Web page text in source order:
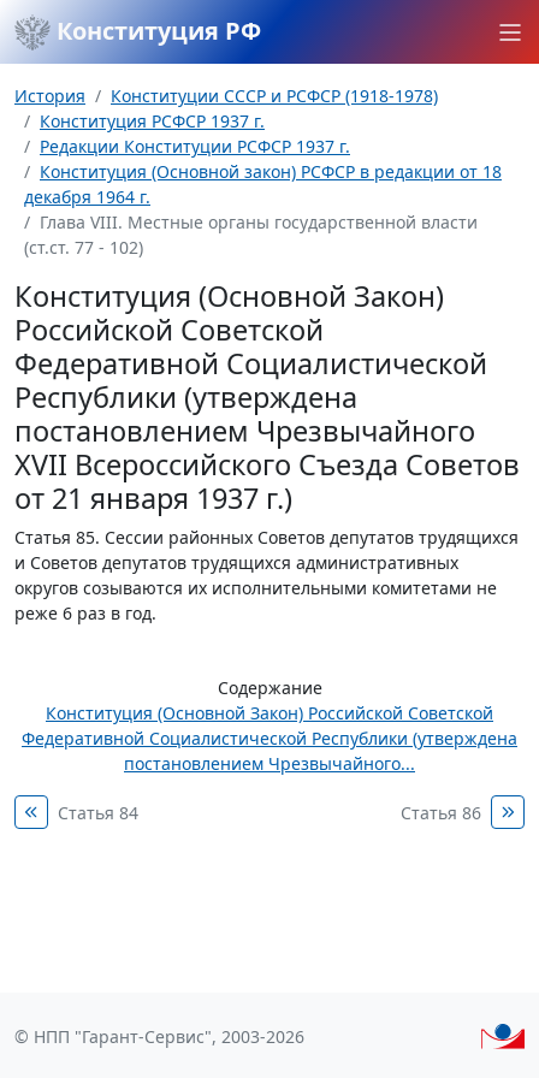
Конституция РФ
История
Конституции СССР и РСФСР (1918-1978)
Конституция РСФСР 1937 г.
Редакции Конституции РСФСР 1937 г.
Конституция (Основной закон) РСФСР в редакции от 18
декабря 1964 г.
Глава VIII. Местные органы государственной власти
(ст.ст. 77 - 102)
Конституция (Основной Закон)
Российской Советской
Федеративной Социалистической
Республики (утверждена
постановлением Чрезвычайного
XVII Всероссийского Съезда Советов
от 21 января 1937 г.)
Статья 85. Сессии районных Советов депутатов трудящихся
и Советов депутатов трудящихся административных
округов созываются их исполнительными комитетами не
реже 6 раз в год.
Содержание
Конституция (Основной Закон) Российской Советской
Федеративной Социалистической Республики (утверждена
постановлением Чрезвычайного...
Статья 84 Статья 86
© НПП "Гарант-Сервис", 2003-2026